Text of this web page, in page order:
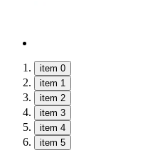
item 0
item 1
item 2
item 3
item 4
item 5